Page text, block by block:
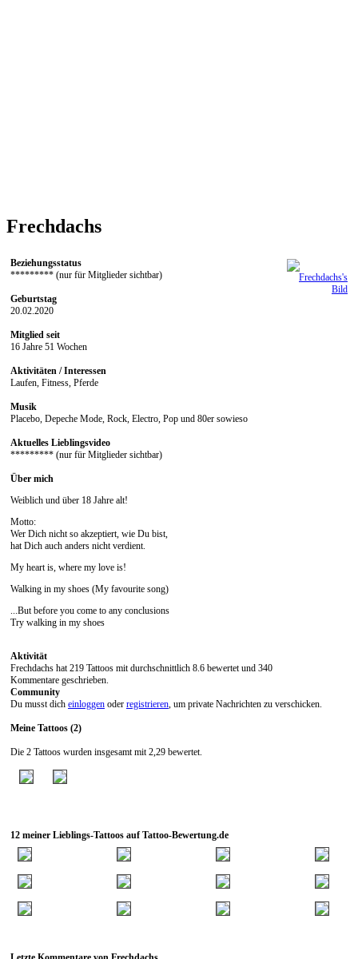
Frechdachs
Beziehungsstatus
********* (nur für Mitglieder sichtbar)
Geburtstag
20.02.2020
Mitglied seit
16 Jahre 51 Wochen
Aktivitäten / Interessen
Laufen, Fitness, Pferde
Musik
Placebo, Depeche Mode, Rock, Electro, Pop und 80er sowieso
Aktuelles Lieblingsvideo
********* (nur für Mitglieder sichtbar)
Über mich
Weiblich und über 18 Jahre alt!
Motto:
Wer Dich nicht so akzeptiert, wie Du bist,
hat Dich auch anders nicht verdient.
My heart is, where my love is!
Walking in my shoes (My favourite song)
...But before you come to any conclusions
Try walking in my shoes
Aktivität
Frechdachs hat 219 Tattoos mit durchschnittlich 8.6 bewertet und 340
Kommentare geschrieben.
Community
Du musst dich einloggen oder registrieren, um private Nachrichten zu verschicken.
Meine Tattoos (2)
Die 2 Tattoos wurden insgesamt mit 2,29 bewertet.
12 meiner Lieblings-Tattoos auf Tattoo-Bewertung.de